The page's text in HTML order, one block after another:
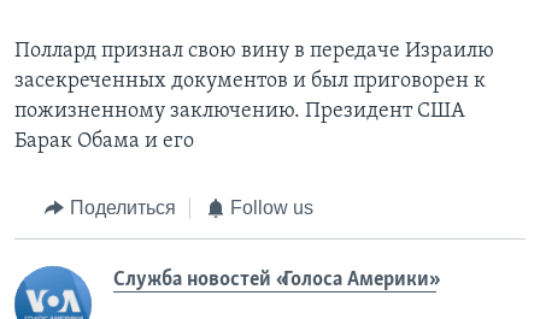
Поллард признал свою вину в передаче Израилю
засекреченных документов и был приговорен к
пожизненному заключению. Президент США
Барак Обама и его
Поделиться Follow us
Служба новостей «Голоса Америки»